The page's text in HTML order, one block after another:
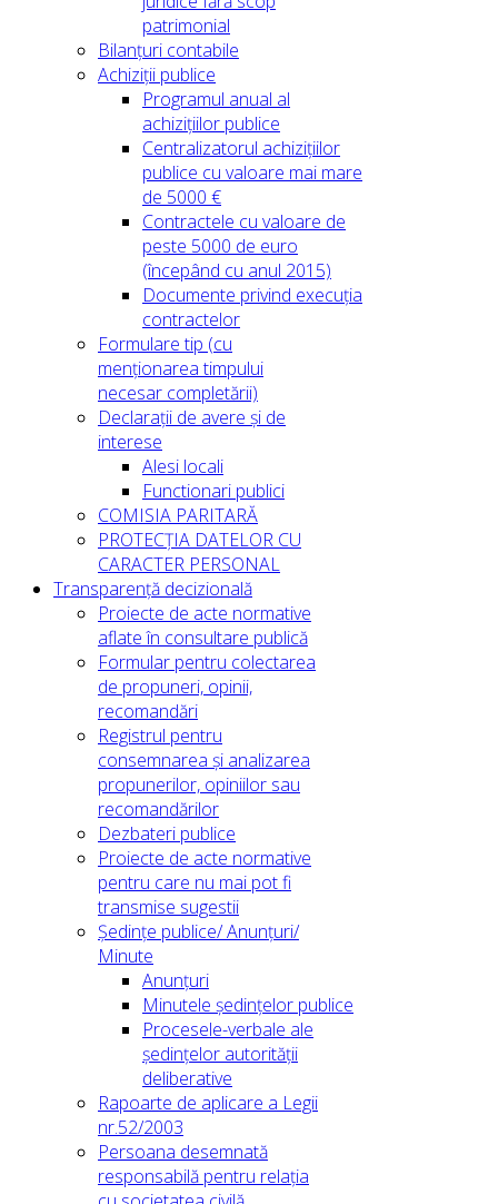
patrimonial
Bilanțuri contabile
Achiziții publice
Programul anual al
achizițiilor publice
Centralizatorul achizițiilor
publice cu valoare mai mare
de 5000 €
Contractele cu valoare de
peste 5000 de euro
(începând cu anul 2015)
Documente privind execuția
contractelor
Formulare tip (cu
menționarea timpului
necesar completării)
Declarații de avere și de
interese
Alesi locali
Functionari publici
COMISIA PARITARĂ
PROTECȚIA DATELOR CU
CARACTER PERSONAL
Transparență decizională
Proiecte de acte normative
aflate în consultare publică
Formular pentru colectarea
de propuneri, opinii,
recomandări
Registrul pentru
consemnarea și analizarea
propunerilor, opiniilor sau
recomandărilor
Dezbateri publice
Proiecte de acte normative
pentru care nu mai pot fi
transmise sugestii
Ședințe publice/ Anunțuri/
Minute
Anunțuri
Minutele ședințelor publice
Procesele-verbale ale
ședințelor autorității
deliberative
Rapoarte de aplicare a Legii
nr.52/2003
Persoana desemnată
responsabilă pentru relația